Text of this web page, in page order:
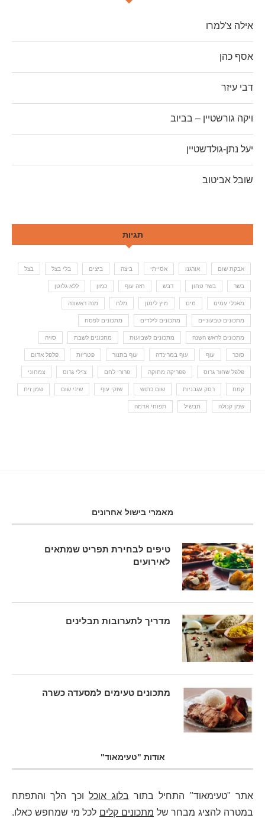
אילה צ'למרו
אסף כהן
דבי עיזר
ויקה גורשטיין – בביוב
יעל נתן-גולדשטיין
שובל אביטוב
תגיות
אבקת שום אורגנו אסייתי ביצה ביצים בלי בצל בצל
בשר בשר טחון דבש חזה עוף כמון ללא גלוטן
מאכלי עמים מים מיץ לימון מלח מנה ראשונה
מתכונים טבעוניים מתכונים לילדים מתכונים לפסח
מתכונים לראש השנה מתכונים לשבועות מתכונים לשבת סויה
סוכר עוף עוף במרינדה עוף בתנור פטריות פלפל אדום
פלפל שחור גרוס פפריקה מתוקה פרורי לחם צ'ילי גרוס צמחוני
קמח רסק עגבניות שום כתוש שוקי עוף שיני שום שמן זית
שמן קנולה תבשיל תפוחי אדמה
מאמרי בישול אחרונים
טיפים לבחירת תפריט שמתאים
לאירועים
מדריך לתערובות תבלינים
מתכונים טעימים למסעדה כשרה
אודות "טעימאוד"
אתר "טעימאוד" התחיל בתור בלוג אוכלוכך הלך והתפתח
במטרה להציג מבחר של מתכונים קלים לכל מי שמחפש כאלו.